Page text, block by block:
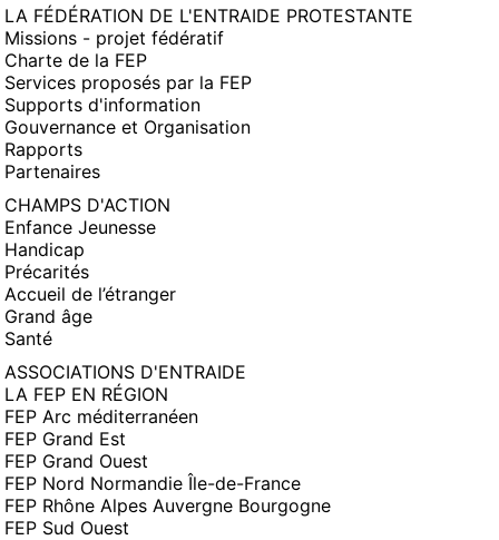
LA FÉDÉRATION DE L'ENTRAIDE PROTESTANTE
Missions - projet fédératif
Charte de la FEP
Services proposés par la FEP
Supports d'information
Gouvernance et Organisation
Rapports
Partenaires
CHAMPS D'ACTION
Enfance Jeunesse
Handicap
Précarités
Accueil de l’étranger
Grand âge
Santé
ASSOCIATIONS D'ENTRAIDE
LA FEP EN RÉGION
FEP Arc méditerranéen
FEP Grand Est
FEP Grand Ouest
FEP Nord Normandie Île-de-France
FEP Rhône Alpes Auvergne Bourgogne
FEP Sud Ouest